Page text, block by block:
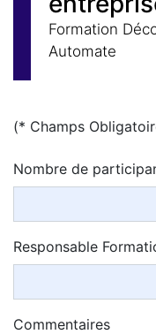
Formation
Automate
(* Champs
Nombre de
Responsable
Commentaires